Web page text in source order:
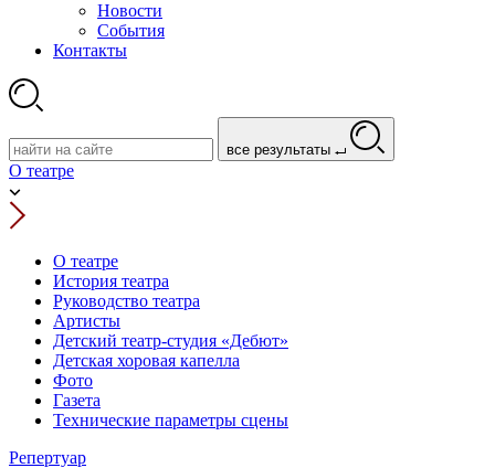
Новости
События
Контакты
все результаты
О театре
О театре
История театра
Руководство театра
Артисты
Детский театр-студия «Дебют»
Детская хоровая капелла
Фото
Газета
Технические параметры сцены
Репертуар